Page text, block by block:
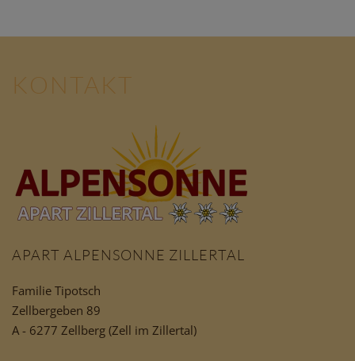
KONTAKT
APART ALPENSONNE ZILLERTAL
Familie Tipotsch
Zellbergeben 89
A - 6277 Zellberg (Zell im Zillertal)